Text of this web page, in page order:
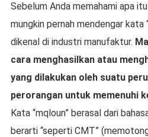
Sebelum Anda memahami apa
mungkin pernah mendengar kata
dikenal di industri manufaktur.
cara menghasilkan atau
yang dilakukan oleh suatu
perorangan untuk memenuhi
Kata “mqloun” berasal dari
berarti “seperti CMT”